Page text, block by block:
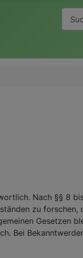
Nach §§ 8
zu forschen,
Gesetzen
Bei